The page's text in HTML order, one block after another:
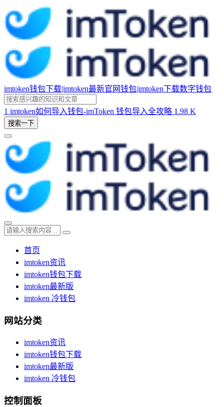
imtoken钱包下载|imtoken最新官网钱包|imtoken下载数字钱包
1 imtoken如何导入钱包-imToken 钱包导入全攻略 1.98 K
搜索一下
首页
imtoken资讯
imtoken钱包下载
imtoken最新版
imtoken 冷钱包
网站分类
imtoken资讯
imtoken钱包下载
imtoken最新版
imtoken 冷钱包
控制面板